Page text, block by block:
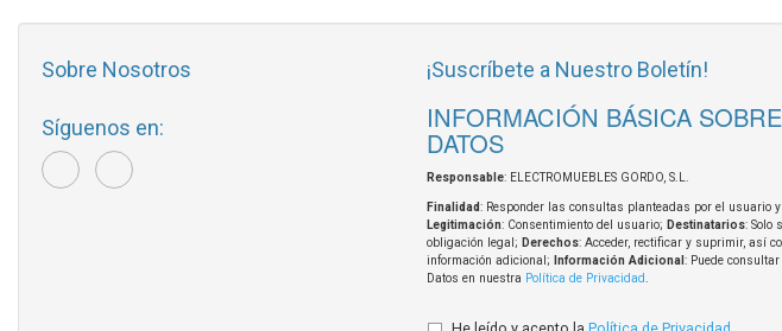
Sobre Nosotros
Síguenos en:
¡Suscríbete a Nuestro Boletín!
INFORMACIÓN BÁSICA
DATOS
Responsable: ELECTROMUEBLES GORDO, S.L.
Finalidad: Responder las consultas planteadas por el usuario
Legitimación: Consentimiento del usuario; Destinatarios: Solo
obligación legal; Derechos: Acceder, rectificar y suprimir, así
información adicional;
Información Adicional : Puede
Datos en nuestra Política de Privacidad.